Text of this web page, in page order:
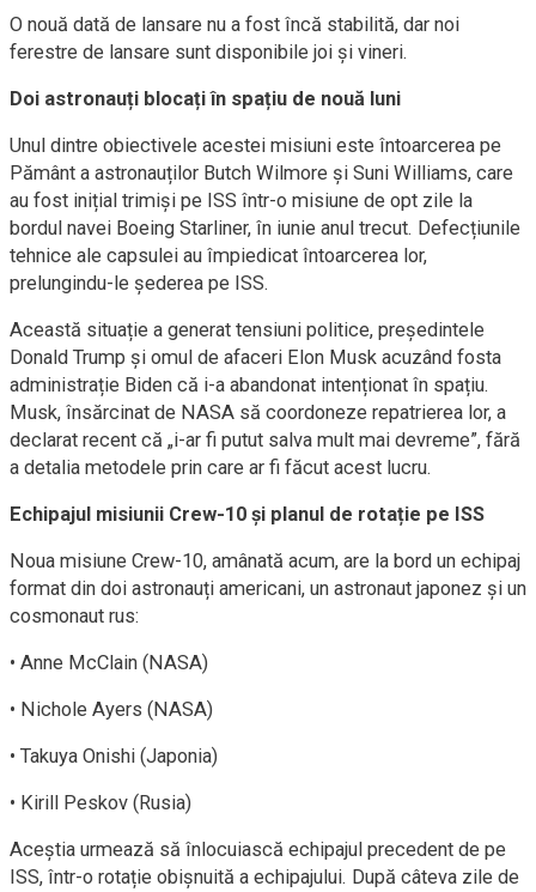
O nouă dată de lansare nu a fost încă stabilită, dar noi
ferestre de lansare sunt disponibile joi și vineri.
Doi astronauți blocați în spațiu de nouă luni
Unul dintre obiectivele acestei misiuni este întoarcerea pe
Pământ a astronauților Butch Wilmore și Suni Williams, care
au fost inițial trimiși pe ISS într-o misiune de opt zile la
bordul navei Boeing Starliner, în iunie anul trecut. Defecțiunile
tehnice ale capsulei au împiedicat întoarcerea lor,
prelungindu-le șederea pe ISS.
Această situație a generat tensiuni politice, președintele
Donald Trump și omul de afaceri Elon Musk acuzând fosta
administrație Biden că i-a abandonat intenționat în spațiu.
Musk, însărcinat de NASA să coordoneze repatrierea lor, a
declarat recent că „i-ar fi putut salva mult mai devreme”, fără
a detalia metodele prin care ar fi făcut acest lucru.
Echipajul misiunii Crew-10 și planul de rotație pe ISS
Noua misiune Crew-10, amânată acum, are la bord un echipaj
format din doi astronauți americani, un astronaut japonez și un
cosmonaut rus:
• Anne McClain (NASA)
• Nichole Ayers (NASA)
• Takuya Onishi (Japonia)
• Kirill Peskov (Rusia)
Aceștia urmează să înlocuiască echipajul precedent de pe
ISS, într-o rotație obișnuită a echipajului. După câteva zile de